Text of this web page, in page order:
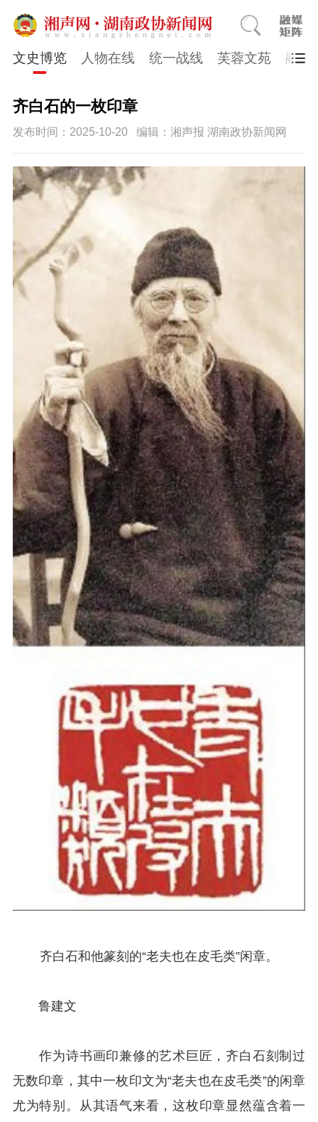
文史博览 人物在线 统一战线 芙蓉文苑 融媒
齐白石的一枚印章
发布时间：2025-10-20 编辑：湘声报 湖南政协新闻网
齐白石和他篆刻的“老夫也在皮毛类”闲章。
鲁建文
作为诗书画印兼修的艺术巨匠，齐白石刻制过
无数印章，其中一枚印文为“老夫也在皮毛类”的闲章
尤为特别。从其语气来看，这枚印章显然蕴含着一